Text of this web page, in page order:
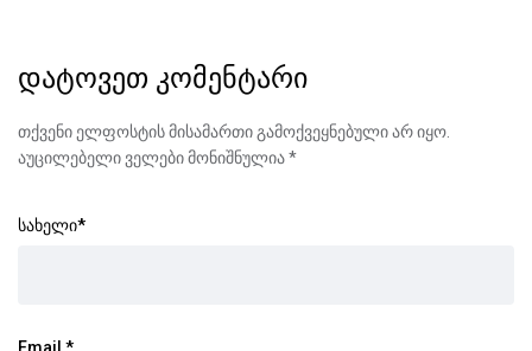
დატოვეთ კომენტარი
თქვენი ელფოსტის მისამართი გამოქვეყნებული არ იყო.
აუცილებელი ველები მონიშნულია*
სახელი*